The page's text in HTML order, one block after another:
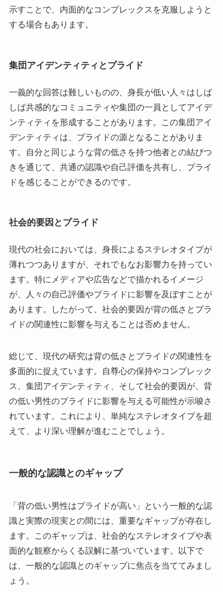
示すことで、内面的なコンプレックスを克服しようと
する場合もあります。
集団アイデンティティとプライド
一義的な回答は難しいものの、身長が低い人々はしば
しば共感的なコミュニティや集団の一員としてアイデ
ンティティを形成することがあります。この集団アイ
デンティティは、プライドの源となることがありま
す。自分と同じような背の低さを持つ他者との結びつ
きを通じて、共通の認識や自己評価を共有し、プライ
ドを感じることができるのです。
社会的要因とプライド
現代の社会においては、身長によるステレオタイプが
薄れつつありますが、それでもなお影響力を持ってい
ます。特にメディアや広告などで描かれるイメージ
が、人々の自己評価やプライドに影響を及ぼすことが
あります。したがって、社会的要因が背の低さとプラ
イドの関連性に影響を与えることは否めません。
総じて、現代の研究は背の低さとプライドの関連性を
多面的に捉えています。自尊心の保持やコンプレック
ス、集団アイデンティティ、そして社会的要因が、背
の低い男性のプライドに影響を与える可能性が示唆さ
れています。これにより、単純なステレオタイプを超
えて、より深い理解が進むことでしょう。
一般的な認識とのギャップ
「背の低い男性はプライドが高い」という一般的な認
識と実際の現実との間には、重要なギャップが存在し
ます。このギャップは、社会的なステレオタイプや表
面的な観察からくる誤解に基づいています。以下で
は、一般的な認識とのギャップに焦点を当ててみまし
ょう。